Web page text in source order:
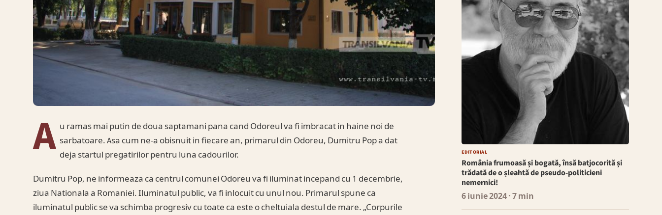
A u ramas mai putin de doua saptamani pana cand Odoreul va fi imbracat in haine noi de
sarbatoare. Asa cum ne-a obisnuit in fiecare an, primarul din Odoreu, Dumitru Pop a dat
deja startul pregatirilor pentru luna cadourilor.
Dumitru Pop, ne informeaza ca centrul comunei Odoreu va fi iluminat incepand cu 1 decembrie,
ziua Nationala a Romaniei. Iluminatul public, va fi inlocuit cu unul nou. Primarul spune ca
iluminatul public se va schimba progresiv cu toate ca este o cheltuiala destul de mare. „Corpurile
EDITORIAL
România frumoasă și bogată, însă batjocorită și
trădată de o șleahtă de pseudo-politicieni
nemernici!
6 iunie 2024· 7 min